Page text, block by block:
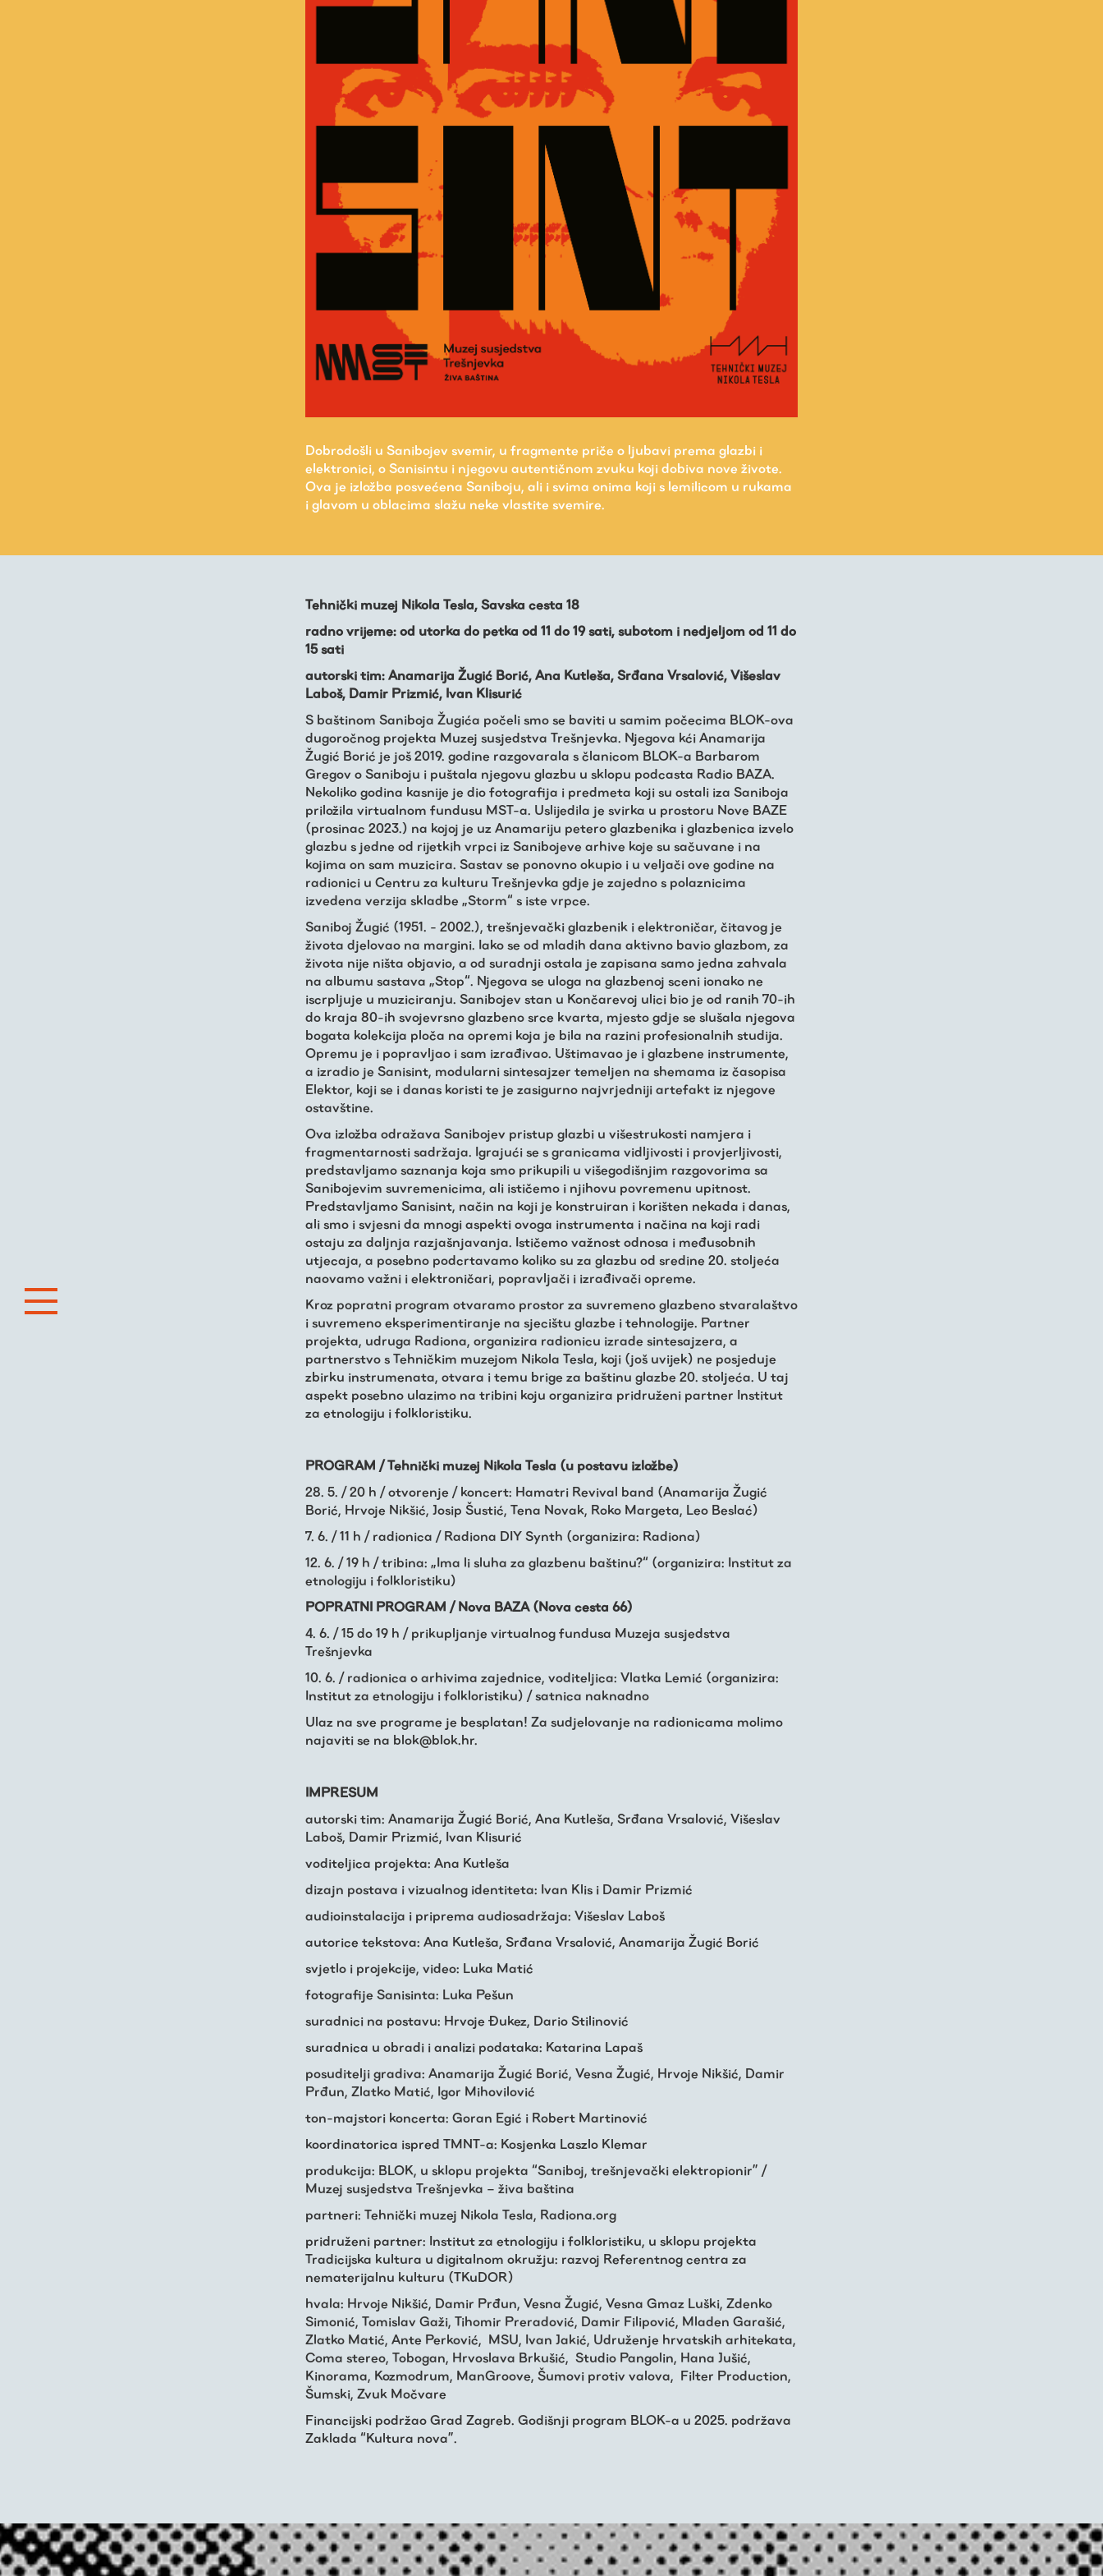
Virtualni program
Dobrodošli u Sanibojev svemir, u fragmente priče o ljubavi prema glazbi i
elektronici, o Sanisintu i njegovu autentičnom zvuku koji dobiva nove živote.
Ova je izložba posvećena Saniboju, ali i svima onima koji s lemilicom u rukama
i glavom u oblacima slažu neke vlastite svemire.
Tehnički muzej Nikola Tesla, Savska cesta 18
radno vrijeme: od utorka do petka od 11 do 19 sati, subotom i nedjeljom od 11 do
15 sati
autorski tim: Anamarija Žugić Borić, Ana Kutleša, Srđana Vrsalović, Višeslav
Laboš, Damir Prizmić, Ivan Klisurić
S baštinom Saniboja Žugića počeli smo se baviti u samim počecima BLOK-ova
dugoročnog projekta Muzej susjedstva Trešnjevka. Njegova kći Anamarija
Žugić Borić je još 2019. godine razgovarala s članicom BLOK-a Barbarom
Gregov o Saniboju i puštala njegovu glazbu u sklopu podcasta Radio BAZA.
Nekoliko godina kasnije je dio fotografija i predmeta koji su ostali iza Saniboja
priložila virtualnom fundusu MST-a. Uslijedila je svirka u prostoru Nove BAZE
(prosinac 2023.) na kojoj je uz Anamariju petero glazbenika i glazbenica izvelo
glazbu s jedne od rijetkih vrpci iz Sanibojeve arhive koje su sačuvane i na
kojima on sam muzicira. Sastav se ponovno okupio i u veljači ove godine na
radionici u Centru za kulturu Trešnjevka gdje je zajedno s polaznicima
izvedena verzija skladbe „Storm“ s iste vrpce.
Saniboj Žugić (1951. - 2002.), trešnjevački glazbenik i elektroničar, čitavog je
života djelovao na margini. Iako se od mladih dana aktivno bavio glazbom, za
života nije ništa objavio, a od suradnji ostala je zapisana samo jedna zahvala
na albumu sastava „Stop“. Njegova se uloga na glazbenoj sceni ionako ne
iscrpljuje u muziciranju. Sanibojev stan u Končarevoj ulici bio je od ranih 70-ih
do kraja 80-ih svojevrsno glazbeno srce kvarta, mjesto gdje se slušala njegova
bogata kolekcija ploča na opremi koja je bila na razini profesionalnih studija.
Opremu je i popravljao i sam izrađivao. Uštimavao je i glazbene instrumente,
a izradio je Sanisint, modularni sintesajzer temeljen na shemama iz časopisa
Elektor, koji se i danas koristi te je zasigurno najvrjedniji artefakt iz njegove
ostavštine.
Ova izložba odražava Sanibojev pristup glazbi u višestrukosti namjera i
fragmentarnosti sadržaja. Igrajući se s granicama vidljivosti i provjerljivosti,
predstavljamo saznanja koja smo prikupili u višegodišnjim razgovorima sa
Sanibojevim suvremenicima, ali ističemo i njihovu povremenu upitnost.
Predstavljamo Sanisint, način na koji je konstruiran i korišten nekada i danas,
ali smo i svjesni da mnogi aspekti ovoga instrumenta i načina na koji radi
ostaju za daljnja razjašnjavanja. Ističemo važnost odnosa i međusobnih
utjecaja, a posebno podcrtavamo koliko su za glazbu od sredine 20. stoljeća
naovamo važni i elektroničari, popravljači i izrađivači opreme.
Kroz popratni program otvaramo prostor za suvremeno glazbeno stvaralaštvo
i suvremeno eksperimentiranje na sjecištu glazbe i tehnologije. Partner
projekta, udruga Radiona, organizira radionicu izrade sintesajzera, a
partnerstvo s Tehničkim muzejom Nikola Tesla, koji (još uvijek) ne posjeduje
zbirku instrumenata, otvara i temu brige za baštinu glazbe 20. stoljeća. U taj
aspekt posebno ulazimo na tribini koju organizira pridruženi partner Institut
za etnologiju i folkloristiku.
PROGRAM / Tehnički muzej Nikola Tesla (u postavu izložbe)
28. 5. / 20 h / otvorenje / koncert: Hamatri Revival band (Anamarija Žugić
Borić, Hrvoje Nikšić, Josip Šustić, Tena Novak, Roko Margeta, Leo Beslać)
7. 6. / 11 h / radionica / Radiona DIY Synth (organizira: Radiona)
12. 6. / 19 h / tribina: „Ima li sluha za glazbenu baštinu?“ (organizira: Institut za
etnologiju i folkloristiku)
POPRATNI PROGRAM / Nova BAZA (Nova cesta 66)
4. 6. / 15 do 19 h / prikupljanje virtualnog fundusa Muzeja susjedstva
Trešnjevka
10. 6. / radionica o arhivima zajednice, voditeljica: Vlatka Lemić (organizira:
Institut za etnologiju i folkloristiku) / satnica naknadno
Ulaz na sve programe je besplatan! Za sudjelovanje na radionicama molimo
najaviti se na blok@blok.hr.
IMPRESUM
autorski tim: Anamarija Žugić Borić, Ana Kutleša, Srđana Vrsalović, Višeslav
Laboš, Damir Prizmić, Ivan Klisurić
voditeljica projekta: Ana Kutleša
dizajn postava i vizualnog identiteta: Ivan Klis i Damir Prizmić
audioinstalacija i priprema audiosadržaja: Višeslav Laboš
autorice tekstova: Ana Kutleša, Srđana Vrsalović, Anamarija Žugić Borić
svjetlo i projekcije, video: Luka Matić
fotografije Sanisinta: Luka Pešun
suradnici na postavu: Hrvoje Đukez, Dario Stilinović
suradnica u obradi i analizi podataka: Katarina Lapaš
posuditelji gradiva: Anamarija Žugić Borić, Vesna Žugić, Hrvoje Nikšić, Damir
Prđun, Zlatko Matić, Igor Mihovilović
ton-majstori koncerta: Goran Egić i Robert Martinović
koordinatorica ispred TMNT-a: Kosjenka Laszlo Klemar
produkcija: BLOK, u sklopu projekta “Saniboj, trešnjevački elektropionir” /
Muzej susjedstva Trešnjevka – živa baština
partneri: Tehnički muzej Nikola Tesla, Radiona.org
pridruženi partner: Institut za etnologiju i folkloristiku, u sklopu projekta
Tradicijska kultura u digitalnom okružju: razvoj Referentnog centra za
nematerijalnu kulturu (TKuDOR)
hvala: Hrvoje Nikšić, Damir Prđun, Vesna Žugić, Vesna Gmaz Luški, Zdenko
Simonić, Tomislav Gaži, Tihomir Preradović, Damir Filipović, Mladen Garašić,
Zlatko Matić, Ante Perković, MSU, Ivan Jakić, Udruženje hrvatskih arhitekata,
Coma stereo, Tobogan, Hrvoslava Brkušić, Studio Pangolin, Hana Jušić,
Kinorama, Kozmodrum, ManGroove, Šumovi protiv valova, Filter Production,
Šumski, Zvuk Močvare
Financijski podržao Grad Zagreb. Godišnji program BLOK-a u 2025. podržava
Zaklada “Kultura nova”.